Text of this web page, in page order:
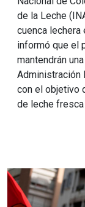
de la Leche
cuenca
informó que el
mantendrán
Administración
con el objetivo
de leche
Imagen